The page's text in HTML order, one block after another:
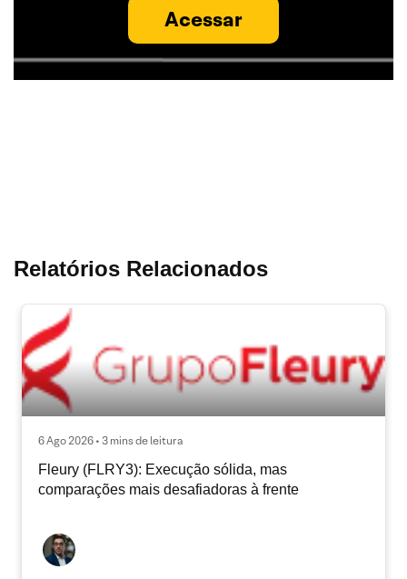
Acessar
Relatórios Relacionados
6 Ago 2026 • 3 mins de leitura
Fleury (FLRY3): Execução sólida, mas
comparações mais desafiadoras à frente